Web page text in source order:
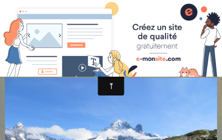
randonnée et découverte nature
chesery (2)